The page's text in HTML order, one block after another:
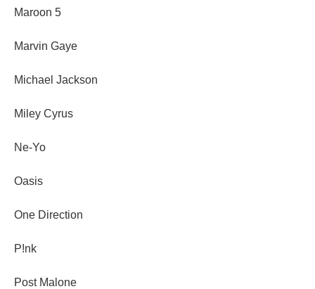
Maroon 5
Marvin Gaye
Michael Jackson
Miley Cyrus
Ne-Yo
Oasis
One Direction
P!nk
Post Malone